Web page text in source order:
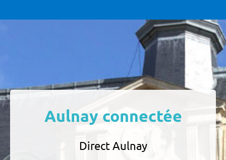
Aulnay connectée
Direct Aulnay